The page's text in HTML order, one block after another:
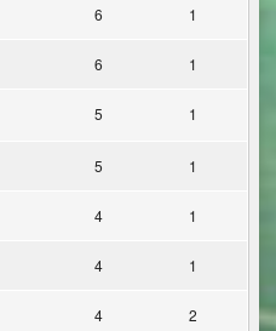
6 1
6 1
5 1
5 1
4 1
4 1
4 2